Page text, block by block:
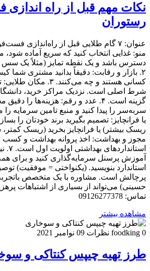
نکات مهم قبل از راه اندازی
رستوران
منو: غذایی انتخاب کنید که سریع آماده شود،
دسترس باشد و یک نقطه تمایز (مثلاً یک سس
۲. بازار و رقابت: دقیقاً بدانید مشتری شما
کسانی هستند و چه
شرط اصلی است. نزدیک مراکز خرید،
گزینه است. ۴. عدد و رقم: هزینه‌ها را
یا فرانچایز: تصمیم بگیرید برند خودتان را
مجوز و بهداشت: اخذ پروانه بهداشت و کسب
آموزش پرسنل سرمایه‌گذاری کنید و برای
استاندارد بنویسید. (یکنواختی = موفقیت)
پرچالش است. مشاوره با یک متخصص باتجربه
حسینی) می‌تواند از بسیاری از اشتباهات
تماس: 09126277378
مشاهده بیشتر
foodking 0 نظرات 09 نوامبر 2021
طرز تهیه چیپس کنتاکی و